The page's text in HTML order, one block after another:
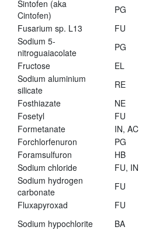
Sintofen (aka
Cintofen)
PG
Fusarium sp. L13
FU
Sodium 5-
nitroguaiacolate
PG
Fructose
EL
Sodium aluminium
silicate
RE
Fosthiazate
NE
Fosetyl
FU
Formetanate
IN, AC
Forchlorfenuron
PG
Foramsulfuron
HB
Sodium chloride
FU, IN
Sodium hydrogen
carbonate
FU
Fluxapyroxad
FU
Sodium hypochlorite
BA